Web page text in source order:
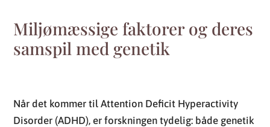
Miljømæssige faktorer og deres
samspil med genetik
Når det kommer til Attention Deficit Hyperactivity
Disorder (ADHD), er forskningen tydelig: både genetik